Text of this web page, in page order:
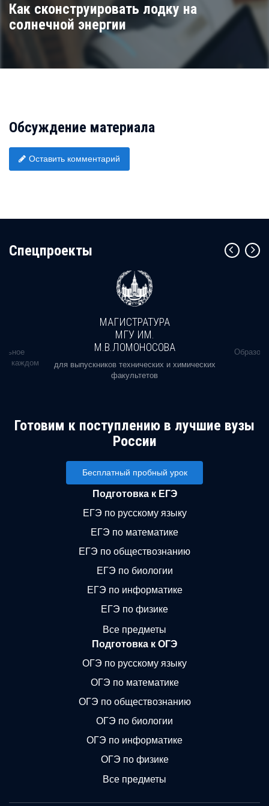
Как сконструировать лодку на
солнечной энергии
Обсуждение материала
Оставить комментарий
Cпецпроекты
в каждом
МАГИСТРАТУРА
МГУ ИМ.
М.В.ЛОМОНОСОВА
для выпускников технических и химических
факультетов
Готовим к поступлению в лучшие вузы
России
Бесплатный пробный урок
Подготовка к ЕГЭ
ЕГЭ по русскому языку
ЕГЭ по математике
ЕГЭ по обществознанию
ЕГЭ по биологии
ЕГЭ по информатике
ЕГЭ по физике
Все предметы
Подготовка к ОГЭ
ОГЭ по русскому языку
ОГЭ по математике
ОГЭ по обществознанию
ОГЭ по биологии
ОГЭ по информатике
ОГЭ по физике
Все предметы